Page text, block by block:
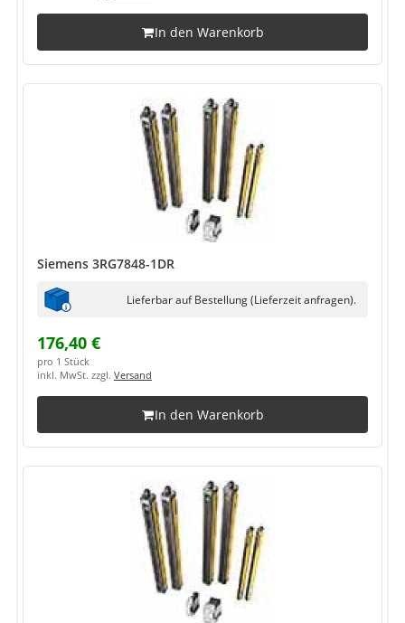
In den Warenkorb
Siemens 3RG7848-1DR
Lieferbar auf Bestellung (Lieferzeit anfragen).
176,40 €
pro 1 Stück
inkl. MwSt. zzgl. Versand
In den Warenkorb